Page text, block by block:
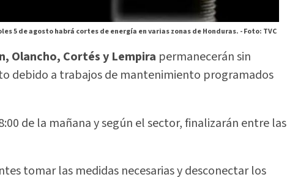
5 de agosto habrá cortes de energía en varias zonas de Honduras. -Foto: TVC
Olancho, Cortés y Lempira permanecerán sin
debido a trabajos de mantenimiento programados
de la mañana y según el sector, finalizarán entre las
tomar las medidas necesarias y desconectar los